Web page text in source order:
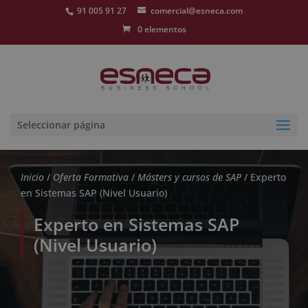
91 005 91 27
comercial@esneca.com
0 elementos
Seleccionar página
Inicio / Oferta Formativa / Másters y cursos de SAP / Experto
en Sistemas SAP (Nivel Usuario)
Experto en Sistemas SAP
(Nivel Usuario)